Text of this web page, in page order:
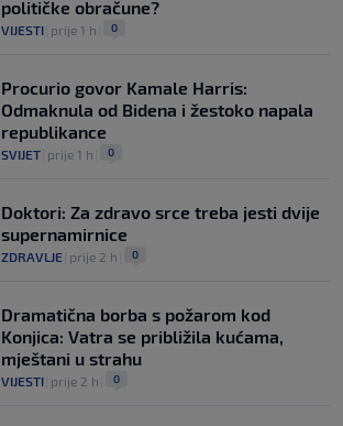
političke obračune?
VIJESTI prije 1 h 0
Procurio govor Kamale Harris:
Odmaknula od Bidena i žestoko napala
republikance
SVIJET prije 1 h 0
Doktori: Za zdravo srce treba jesti dvije
supernamirnice
ZDRAVLJE prije 2 h 0
Dramatična borba s požarom kod
Konjica: Vatra se približila kućama,
mještani u strahu
VIJESTI prije 2 h 0